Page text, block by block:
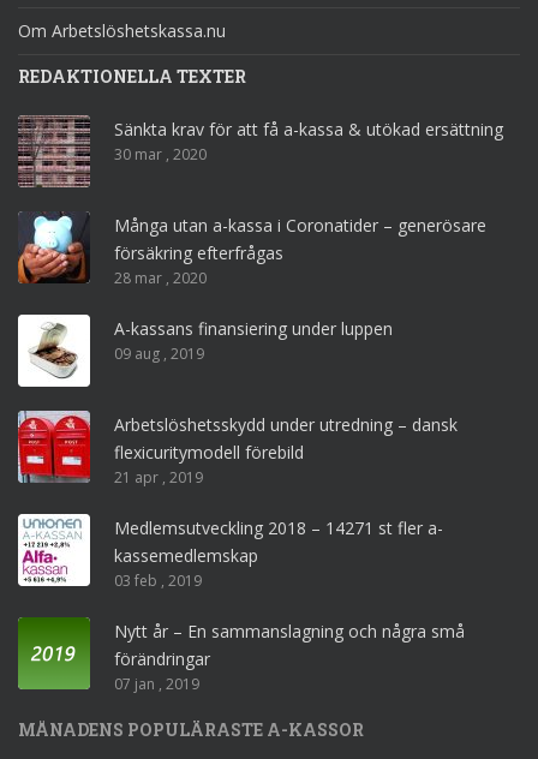
Om Arbetslöshetskassa.nu
REDAKTIONELLA TEXTER
Sänkta krav för att få a-kassa & utökad ersättning
30 mar , 2020
Många utan a-kassa i Coronatider – generösare
försäkring efterfrågas
28 mar , 2020
A-kassans finansiering under luppen
09 aug , 2019
Arbetslöshetsskydd under utredning – dansk
flexicuritymodell förebild
21 apr , 2019
Medlemsutveckling 2018 – 14271 st fler a-
kassemedlemskap
03 feb , 2019
Nytt år – En sammanslagning och några små
förändringar
07 jan , 2019
MÅNADENS POPULÄRASTE A-KASSOR